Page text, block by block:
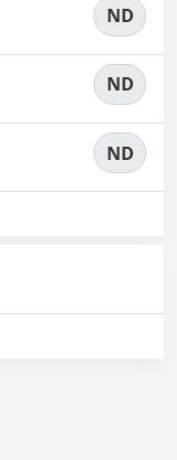
ND
ND
ND